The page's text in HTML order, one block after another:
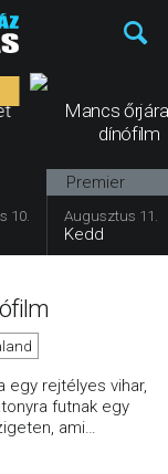
Mancs
dínófilm
10.
Premier
Augusztus 11.
Kedd
egy rejtélyes vihar,
futnak egy
ami…